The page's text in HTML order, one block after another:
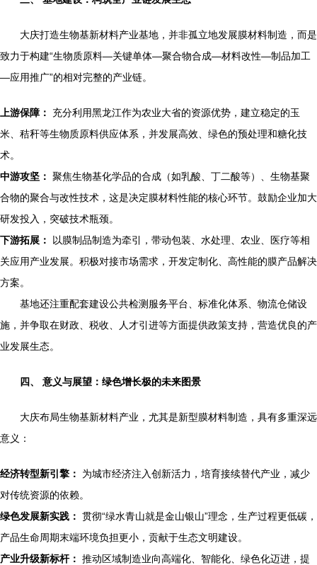
大庆打造生物基新材料产业基地，并非孤立地发展膜材料制造，而是
致力于构建“生物质原料—关键单体—聚合物合成—材料改性—制品加工
—应用推广”的相对完整的产业链。
上游保障：
充分利用黑龙江作为农业大省的资源优势，建立稳定的玉
米、秸秆等生物质原料供应体系，并发展高效、绿色的预处理和糖化技
术。
中游攻坚： 聚焦生物基化学品的合成（如乳酸、丁二酸等）、生物基聚
合物的聚合与改性技术，这是决定膜材料性能的核心环节。鼓励企业加大
研发投入，突破技术瓶颈。
下游拓展：
以膜制品制造为牵引，带动包装、水处理、农业、医疗等相
关应用产业发展。积极对接市场需求，开发定制化、高性能的膜产品解决
方案。
基地还注重配套建设公共检测服务平台、标准化体系、物流仓储设
施，并争取在财政、税收、人才引进等方面提供政策支持，营造优良的产
业发展生态。
四、 意义与展望：绿色增长极的未来图景
大庆布局生物基新材料产业，尤其是新型膜材料制造，具有多重深远
意义：
经济转型新引擎：
为城市经济注入创新活力，培育接续替代产业，减少
对传统资源的依赖。
绿色发展新实践： 贯彻“绿水青山就是金山银山”理念，生产过程更低碳，
产品生命周期末端环境负担更小，贡献于生态文明建设。
产业升级新标杆： 推动区域制造业向高端化、智能化、绿色化迈进，提